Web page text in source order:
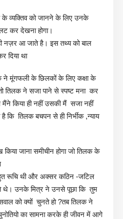
व्यक्तिव को जानने के लिए उनके
कर देखना होगा।
नज़र आ जाते है। इस तथ्य को बाल
दिया था
ने मूंगफली के छिलकों के लिए कक्षा के
तिलक ने सजा पाने से स्पष्ट मना कर
किया ही नहीं उसकी मैं सजा नहीं
है कि तिलक बचपन से ही निर्भीक ,न्याय
जाना समीचीन होगा जो तिलक के
रूचि थी और अक्सर कठिन -जटिल
थे। उनके मित्र ने उनसे पूछा कि तुम
को क्यों चुनते हो ?तब तिलक ने
का सामना करके ही जीवन में आगे